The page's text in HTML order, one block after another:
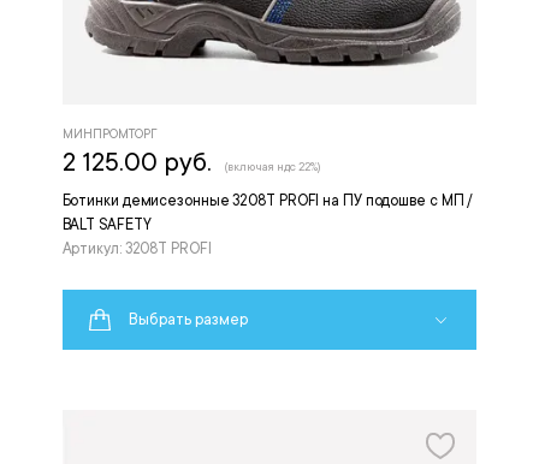
Ботинки демисезонные 3208Т PROFI на ПУ подошве с МП /
BALT SAFETY
Артикул: 3208Т PROFI
МИНПРОМТОРГ
2 125.00 руб. (включая ндс 22%)
Выбрать размер